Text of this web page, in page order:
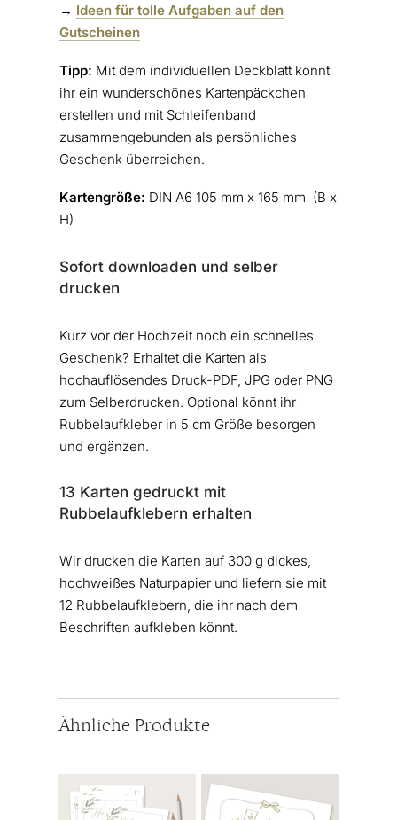
→ Ideen für tolle Aufgaben auf den
Gutscheinen
Tipp: Mit dem individuellen Deckblatt könnt
ihr ein wunderschönes Kartenpäckchen
erstellen und mit Schleifenband
zusammengebunden als persönliches
Geschenk überreichen.
Kartengröße: DIN A6 105 mm x 165 mm (B x
H)
Sofort downloaden und selber
drucken
Kurz vor der Hochzeit noch ein schnelles
Geschenk? Erhaltet die Karten als
hochauflösendes Druck-PDF, JPG oder PNG
zum Selberdrucken. Optional könnt ihr
Rubbelaufkleber in 5 cm Größe besorgen
und ergänzen.
13 Karten gedruckt mit
Rubbelaufklebern erhalten
Wir drucken die Karten auf 300 g dickes,
hochweißes Naturpapier und liefern sie mit
12 Rubbelaufklebern, die ihr nach dem
Beschriften aufkleben könnt.
Ähnliche Produkte